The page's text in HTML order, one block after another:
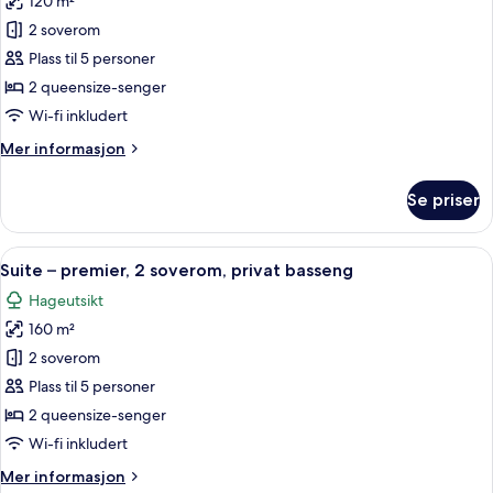
av
Suite
–
panorama,
2
massasjebadekar
2 soverom
Plass til 5 personer
2 queensize-senger
Wi-fi inkludert
Mer informasjon
Mer
–
panorama,
2
soverom,
massasjebadekar
Se priser
Åpne
alle
bildene
av
Suite
–
premier,
2
privat
Suite – premier, 2 soverom, privat
7
Suite – premier, 2 soverom, privat basseng
Hageutsikt
160 m²
2 soverom
Plass til 5 personer
2 queensize-senger
Wi-fi inkludert
Mer informasjon
Mer